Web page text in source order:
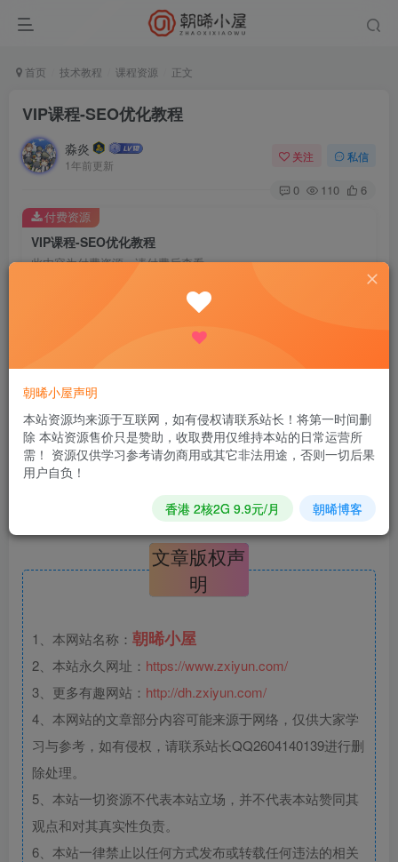
首页 技术教程 课程资源 正文
VIP课程-SEO优化教程
淼炎
1年前更新
关注 私信
0 110 6
VIP课程-SEO优化教程
此内容为付费资源，请付费后查看
付费资源
文章版权声
明
1、本网站名称： 朝晞小屋
2、本站永久网址： https://www.zxiyun.com/
3、更多有趣网站： http://dh.zxiyun.com/
4、本网站的文章部分内容可能来源于网络，仅供大家学
习与参考，如有侵权，请联系站长QQ2604140139进行删
除处理。
5、本站一切资源不代表本站立场，并不代表本站赞同其
观点和对其真实性负责。
6、本站一律禁止以任何方式发布或转载任何违法的相关
朝晞小屋声明
本站资源均来源于互联网，如有侵权请联系站长！将第一时间删
除 本站资源售价只是赞助，收取费用仅维持本站的日常运营所
需！ 资源仅供学习参考请勿商用或其它非法用途，否则一切后果
用户自负！
香港 2核2G 9.9元/月 朝晞博客